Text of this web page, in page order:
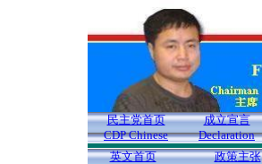
民主党首页
CDP Chinese
成立宣言
Declaration
英文首页
政策主张